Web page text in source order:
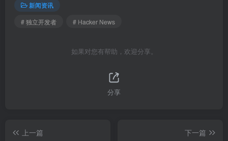
新闻资讯
# 独立开发者
# Hacker News
如果对您有帮助，欢迎分享。
分享
上一篇
下一篇